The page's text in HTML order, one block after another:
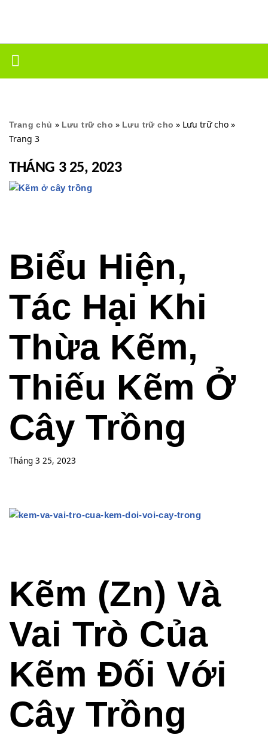
tới
Trang chủ » Lưu trữ cho » Lưu trữ cho » Lưu trữ cho »
Trang 3
THÁNG 3 25, 2023
Biểu Hiện,
Tác Hại Khi
Thừa Kẽm,
Thiếu Kẽm Ở
Cây Trồng
Tháng 3 25, 2023
Kẽm (Zn) Và
Vai Trò Của
Kẽm Đối Với
Cây Trồng